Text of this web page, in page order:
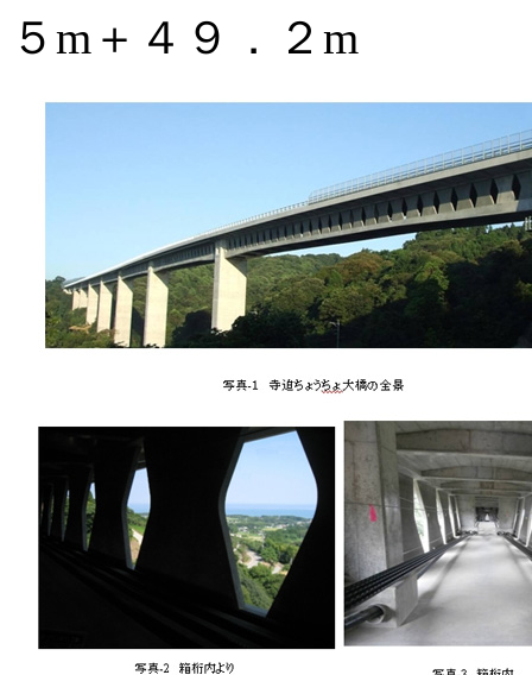
５m＋４９．２m